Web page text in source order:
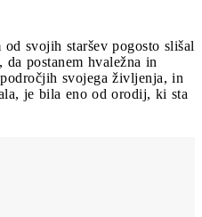
od svojih staršev pogosto slišal
postanem hvaležna in
svojega življenja, in
je bila eno od orodij, ki sta